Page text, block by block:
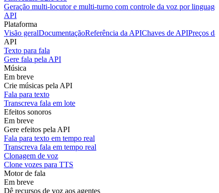
Geração multi-locutor e multi-turno com controle da voz por
API
Plataforma
Visão geralDocumentaçãoReferência da APIChaves de APIPreços
API
Texto para fala
Gere fala pela API
Música
Em breve
Crie músicas pela API
Fala para texto
Transcreva fala em lote
Efeitos sonoros
Em breve
Gere efeitos pela API
Fala para texto em tempo real
Transcreva fala em tempo real
Clonagem de voz
Clone vozes para TTS
Motor de fala
Em breve
Dê recursos de voz aos agentes